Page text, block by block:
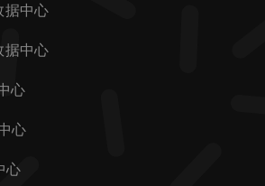
据中心
据中心
心
心
心